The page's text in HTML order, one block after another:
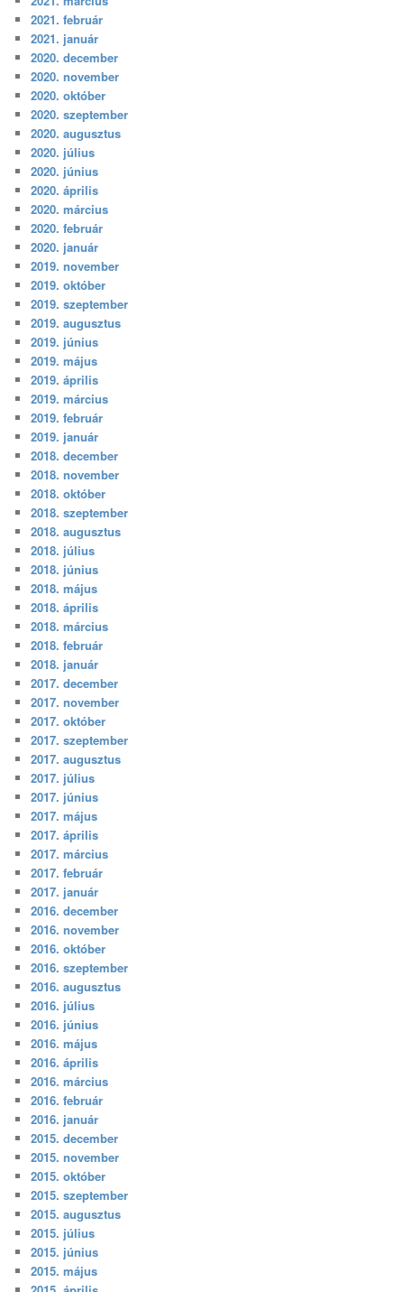
2021. február
2021. január
2020. december
2020. november
2020. október
2020. szeptember
2020. augusztus
2020. július
2020. június
2020. április
2020. március
2020. február
2020. január
2019. november
2019. október
2019. szeptember
2019. augusztus
2019. június
2019. május
2019. április
2019. március
2019. február
2019. január
2018. december
2018. november
2018. október
2018. szeptember
2018. augusztus
2018. július
2018. június
2018. május
2018. április
2018. március
2018. február
2018. január
2017. december
2017. november
2017. október
2017. szeptember
2017. augusztus
2017. július
2017. június
2017. május
2017. április
2017. március
2017. február
2017. január
2016. december
2016. november
2016. október
2016. szeptember
2016. augusztus
2016. július
2016. június
2016. május
2016. április
2016. március
2016. február
2016. január
2015. december
2015. november
2015. október
2015. szeptember
2015. augusztus
2015. július
2015. június
2015. május